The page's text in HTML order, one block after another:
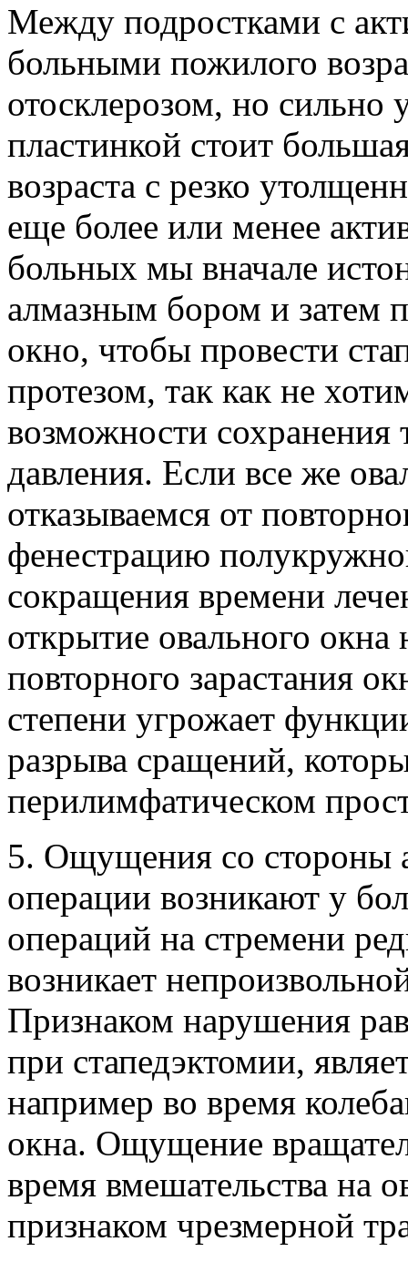
Между подростками с
больными пожилого
отосклерозом, но
пластинкой стоит
возраста с резко
еще более или менее
больных мы вначале
алмазным бором и затем
окно, чтобы провести
протезом, так как не
возможности сохранения
давления. Если все же
отказываемся от
фенестрацию
сокращения времени
открытие овального
повторного зарастания
степени угрожает
разрыва сращений,
перилимфатическом
5. Ощущения со стороны
операции возникают у
операций на стремени
возникает
Признаком нарушения
при стапедэктомии,
например во время
окна. Ощущение
время вмешательства на
признаком чрезмерной